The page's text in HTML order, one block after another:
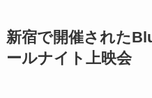
新宿で開催された
ールナイト上映会